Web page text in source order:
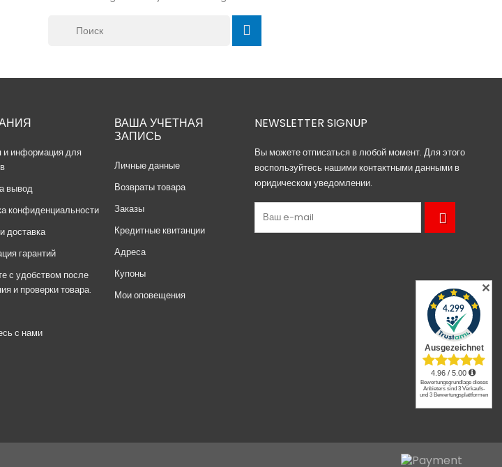
и информация для
вывод
конфиденциальности
доставка
гарантий
с удобством после
и проверки товара.
с нами
ВАША УЧЕТНАЯ
ЗАПИСЬ
Личные данные
Возвраты товара
Заказы
Кредитные квитанции
Адреса
Купоны
Мои оповещения
NEWSLETTER SIGNUP
Вы можете отписаться в любой момент. Для этого
воспользуйтесь нашими контактными данными в
юридическом уведомлении.
✕